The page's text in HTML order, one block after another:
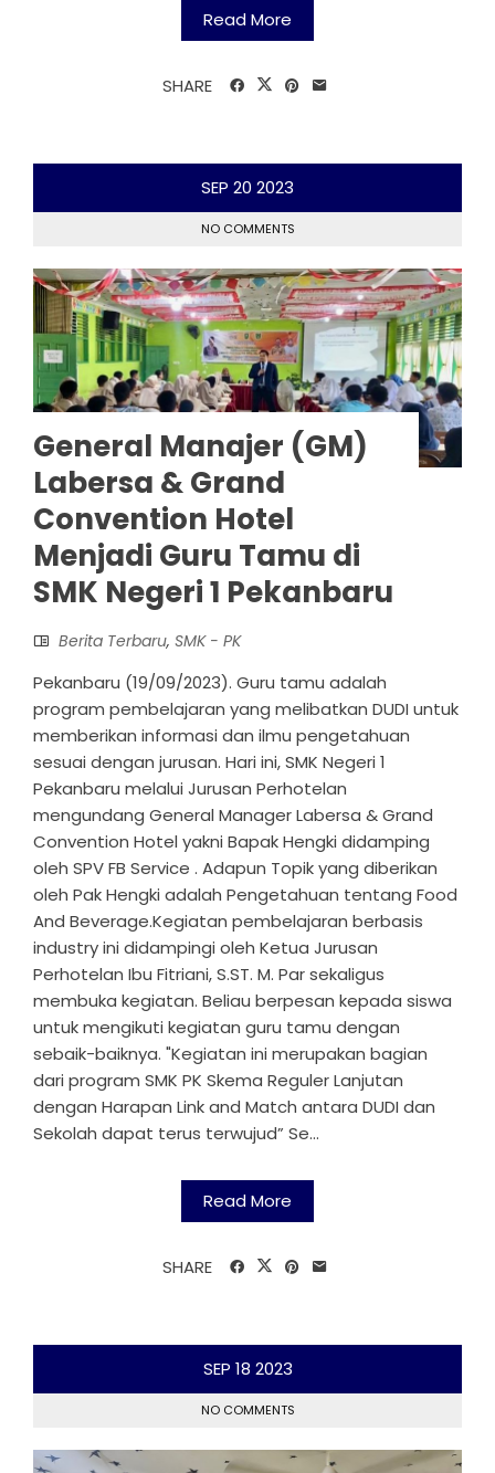
Read More
SHARE
SEP 20 2023
NO COMMENTS
General Manajer (GM)
Labersa & Grand
Convention Hotel
Menjadi Guru Tamu di
SMK Negeri 1 Pekanbaru
Berita Terbaru, SMK - PK
Pekanbaru (19/09/2023). Guru tamu adalah
program pembelajaran yang melibatkan DUDI untuk
memberikan informasi dan ilmu pengetahuan
sesuai dengan jurusan. Hari ini, SMK Negeri 1
Pekanbaru melalui Jurusan Perhotelan
mengundang General Manager Labersa & Grand
Convention Hotel yakni Bapak Hengki didamping
oleh SPV FB Service . Adapun Topik yang diberikan
oleh Pak Hengki adalah Pengetahuan tentang Food
And Beverage.Kegiatan pembelajaran berbasis
industry ini didampingi oleh Ketua Jurusan
Perhotelan Ibu Fitriani, S.ST. M. Par sekaligus
membuka kegiatan. Beliau berpesan kepada siswa
untuk mengikuti kegiatan guru tamu dengan
sebaik-baiknya. "Kegiatan ini merupakan bagian
dari program SMK PK Skema Reguler Lanjutan
dengan Harapan Link and Match antara DUDI dan
Sekolah dapat terus terwujud” Se...
Read More
SHARE
SEP 18 2023
NO COMMENTS